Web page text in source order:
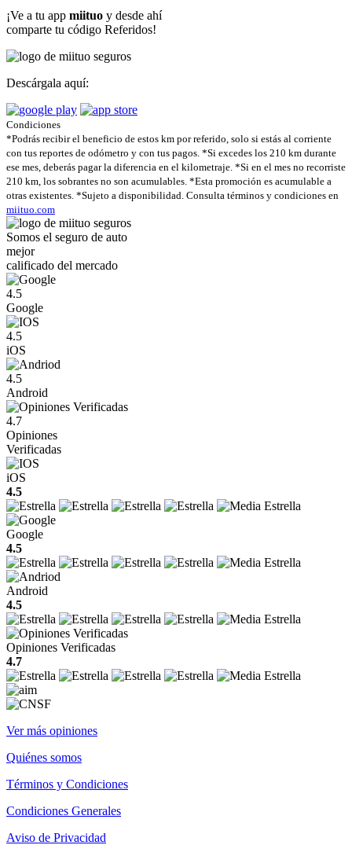
¡Ve a tu app miituo y desde ahí
comparte tu código Referidos!
Descárgala aquí:
Condiciones
*Podrás recibir el beneficio de estos km por referido, solo si estás al corriente
con tus reportes de odómetro y con tus pagos. *Si excedes los 210 km durante
ese mes, deberás pagar la diferencia en el kilometraje. *Si en el mes no recorriste
210 km, los sobrantes no son acumulables. *Esta promoción es acumulable a
otras existentes. *Sujeto a disponibilidad. Consulta términos y condiciones en
miituo.com
Somos el seguro de auto
mejor
calificado del mercado
4.5
Google
4.5
iOS
4.5
Android
4.7
Opiniones
Verificadas
iOS
4.5
Google
4.5
Android
4.5
Opiniones Verificadas
4.7
Ver más opiniones
Quiénes somos
Términos y Condiciones
Condiciones Generales
Aviso de Privacidad